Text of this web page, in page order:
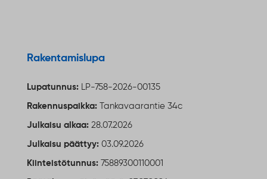
RakentamislupaUlkoinen linkki
Lupatunnus: LP-758-2026-00135
Rakennuspaikka: Tankavaarantie 34c
Julkaisu alkaa: 28.07.2026
Julkaisu päättyy: 03.09.2026
Kiinteistötunnus: 75889300110001